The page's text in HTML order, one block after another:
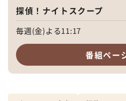
探偵！ナイトスクープ
毎週(金)よる11:17
番組ペー